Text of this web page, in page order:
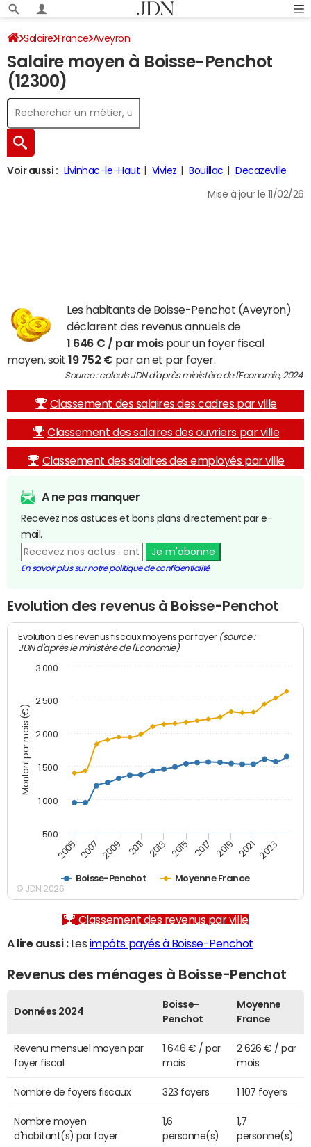
Salaire France Aveyron
Salaire moyen à Boisse-Penchot
(12300)
Voir aussi : Livinhac-le-Haut Viviez Bouillac Decazeville
Mise à jour le 11/02/26
Les habitants de Boisse-Penchot (Aveyron)
déclarent des revenus annuels de
1 646 € / par moispour un foyer fiscal
moyen, soit19 752 € par an et par foyer.
Source : calculs JDN d'après ministère de l'Economie, 2024
Classement des salaires des cadres par ville
Classement des salaires des ouvriers par ville
Classement des salaires des employés par ville
A ne pas manquer
Recevez nos astuces et bons plans directement par e-
mail.
Je m'abonne
En savoir plus sur notre politique de confidentialité
Evolution des revenus à Boisse-Penchot
Montant par mois (€)
Evolution des revenus fiscaux moyens par foyer (source :
JDN d'après le ministère de l'Economie)
Boisse-Penchot Moyenne France
2005 2007 2009 2011 2013 2015 2017 2019 2021 2023
500
1 000
1 500
2 000
2 500
3 000
© JDN 2026
Classement des revenus par ville
A lire aussi :Les impôts payés à Boisse-Penchot
Revenus des ménages à Boisse-Penchot
Données 2024
Boisse-
Penchot
Moyenne
France
Revenu mensuel moyen par
foyer fiscal
1 646 € / par
mois
2 626 € / par
mois
Nombre de foyers fiscaux 323 foyers 1 107 foyers
Nombre moyen
d'habitant(s) par foyer
1,6
personne(s)
1,7
personne(s)